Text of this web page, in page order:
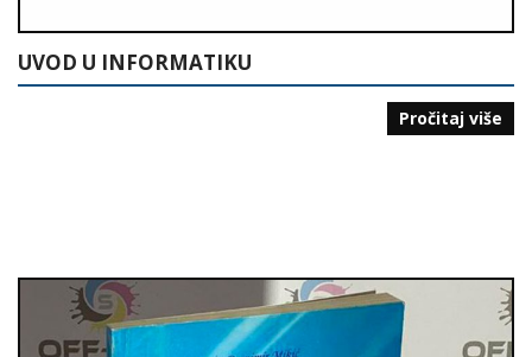
UVOD U INFORMATIKU
Pročitaj više